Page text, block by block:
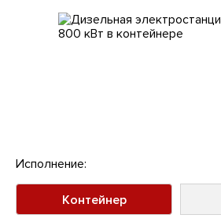
Исполнение:
Контейнер